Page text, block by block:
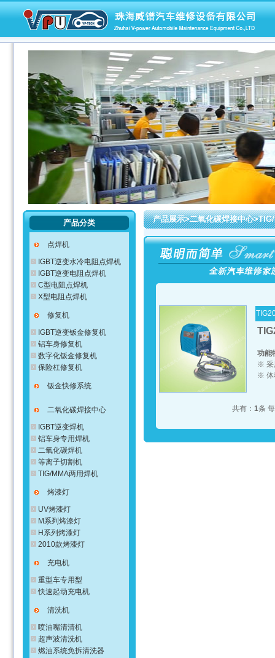
产品分类
点焊机
IGBT逆变水冷电阻点焊机
IGBT逆变电阻点焊机
C型电阻点焊机
X型电阻点焊机
修复机
IGBT逆变钣金修复机
铝车身修复机
数字化钣金修复机
保险杠修复机
钣金快修系统
二氧化碳焊接中心
IGBT逆变焊机
铝车身专用焊机
二氧化碳焊机
等离子切割机
TIG/MMA两用焊机
烤漆灯
UV烤漆灯
M系列烤漆灯
H系列烤漆灯
2010款烤漆灯
充电机
重型车专用型
快速起动充电机
清洗机
喷油嘴清清机
超声波清洗机
燃油系统免拆清洗器
产品展示>二氧化碳焊接中心
功能
※ 采
※ 体
共有： 1条